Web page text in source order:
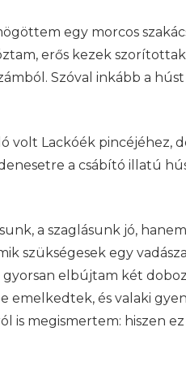
egy morcos
erős kezek
Szóval inkább a
volt Lackóék pincéjéhez,
a csábító illatú
a szaglásunk jó,
szükségesek egy
gyorsan elbújtam két
emelkedtek, és valaki
is megismertem: hiszen